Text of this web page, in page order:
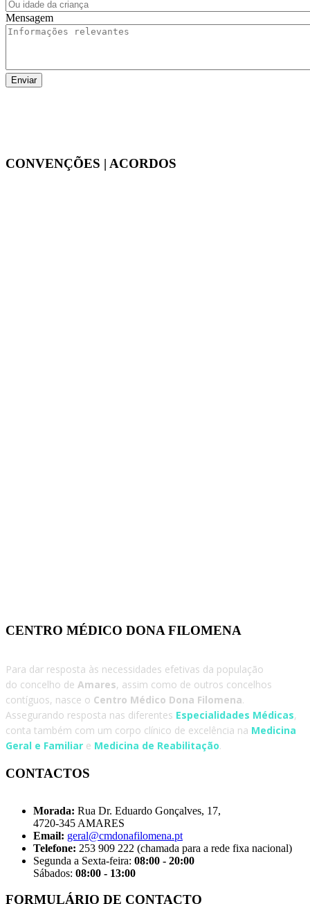
Mensagem
CONVENÇÕES | ACORDOS
CENTRO MÉDICO DONA FILOMENA
Para dar resposta às necessidades efetivas da população
do concelho de Amares, assim como de outros concelhos
contíguos, nasce o Centro Médico Dona Filomena.
Assegurando resposta nas diferentes Especialidades Médicas,
conta também com um corpo clínico de excelência na Medicina
Geral e Familiar e Medicina de Reabilitação.
CONTACTOS
Morada: Rua Dr. Eduardo Gonçalves, 17,
4720-345 AMARES
Email: geral@cmdonafilomena.pt
Telefone: 253 909 222 (chamada para a rede fixa nacional)
Segunda a Sexta-feira: 08:00 - 20:00
Sábados: 08:00 - 13:00
FORMULÁRIO DE CONTACTO